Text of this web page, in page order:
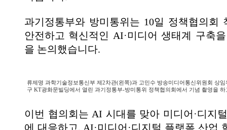
과기정통부와 방미통위는 10일 정책협의회
안전하고 혁신적인 AI·미디어 생태계 구축
을 논의했습니다.
류제명 과학기술정보통신부 제2차관(왼쪽)과 고민수 방송미디어통신위원회 상
구 KT광화문빌딩에서 열린 과기정통부-방미통위 정책협의회에서 기념 촬영을
이번 협의회는 AI 시대를 맞아 미디어·디지
에 대응하고, AI·미디어·디지털 플랫폼 산업